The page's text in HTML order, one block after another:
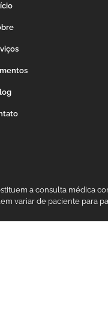
a consulta médica
variar de paciente para